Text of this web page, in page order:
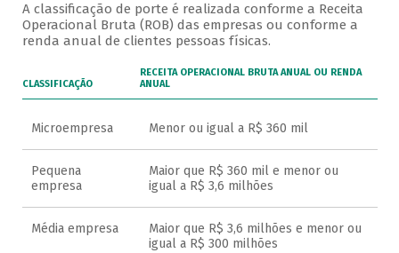
A classificação de porte é realizada conforme a Receita
Operacional Bruta (ROB) das empresas ou conforme a
renda anual de clientes pessoas físicas.
CLASSIFICAÇÃO
RECEITA OPERACIONAL BRUTA ANUAL OU RENDA
ANUAL
Microempresa Menor ou igual a R$ 360 mil
Pequena
empresa
Maior que R$ 360 mil e menor ou
igual a R$ 3,6 milhões
Média empresa
Maior que R$ 3,6 milhões e menor ou
igual a R$ 300 milhões